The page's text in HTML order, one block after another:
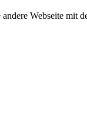
Webseite mit